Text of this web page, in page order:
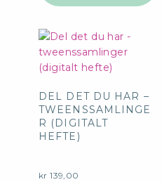
DEL DET DU HAR –
TWEENSSAMLINGE
R (DIGITALT
HEFTE)
kr 139,00